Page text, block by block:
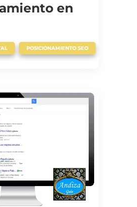
en
,
POSICIONAMIENTO SEO